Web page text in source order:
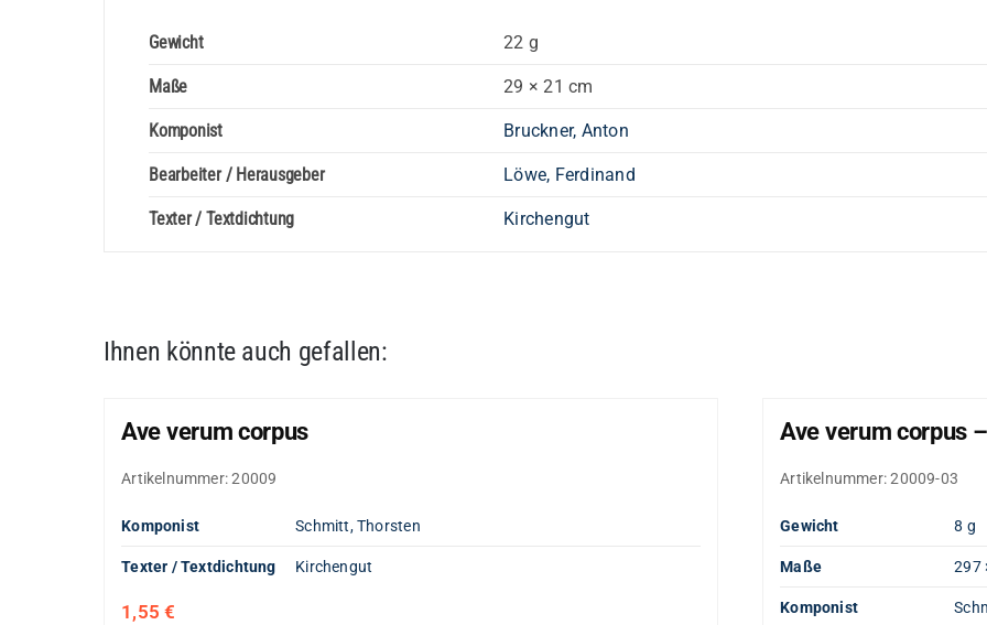
Gewicht 22 g
Maße 29 × 21 cm
Komponist Bruckner, Anton
Bearbeiter / Herausgeber Löwe, Ferdinand
Texter / Textdichtung Kirchengut
Ihnen könnte auch gefallen:
Ave verum corpus
Artikelnummer:20009
Komponist Schmitt, Thorsten
Texter / Textdichtung Kirchengut
1,55€
Ave verum corpus
Artikelnummer:20009-03
Gewicht 8 g
Maße 297
Komponist